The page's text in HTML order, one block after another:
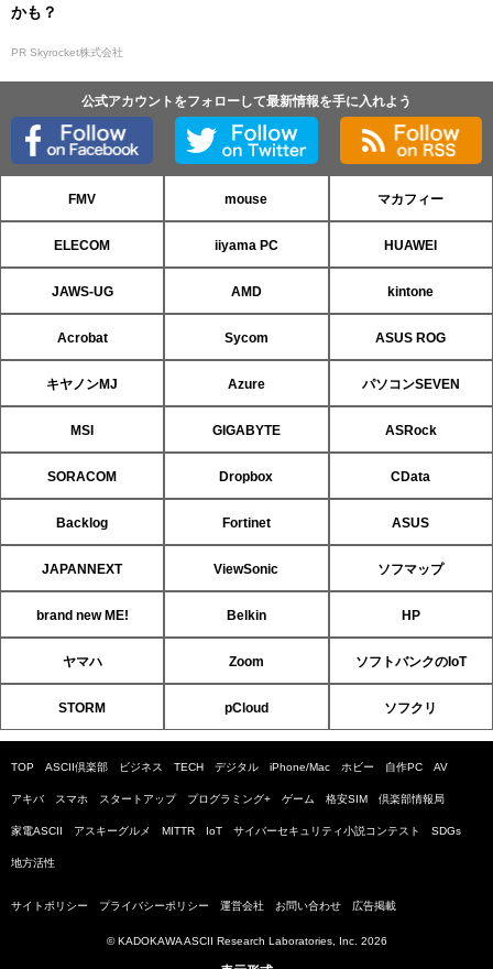
かも？
PR Skyrocket株式会社
公式アカウントをフォローして最新情報を手に入れよう
FMV mouse マカフィー
ELECOM iiyama PC HUAWEI
JAWS-UG AMD kintone
Acrobat Sycom ASUS ROG
キヤノンMJ Azure パソコンSEVEN
MSI GIGABYTE ASRock
SORACOM Dropbox CData
Backlog Fortinet ASUS
JAPANNEXT ViewSonic ソフマップ
brand new ME! Belkin HP
ヤマハ Zoom ソフトバンクのIoT
STORM pCloud ソフクリ
TOP ASCII倶楽部 ビジネス TECH デジタル iPhone/Mac ホビー 自作PC AV
アキバ スマホ スタートアップ プログラミング+ ゲーム 格安SIM 倶楽部情報局
家電ASCII アスキーグルメ MITTR IoT サイバーセキュリティ小説コンテスト SDGs
地方活性
サイトポリシー プライバシーポリシー 運営会社 お問い合わせ 広告掲載
© KADOKAWA ASCII Research Laboratories, Inc. 2026